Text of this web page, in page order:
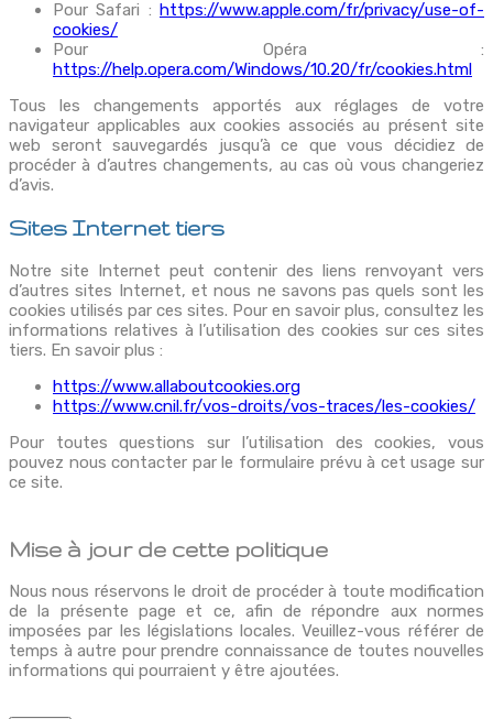
Pour Safari : https://www.apple.com/fr/privacy/use-of-
cookies/
Pour Opéra :
https://help.opera.com/Windows/10.20/fr/cookies.html
Tous les changements apportés aux réglages de votre
navigateur applicables aux cookies associés au présent site
web seront sauvegardés jusqu’à ce que vous décidiez de
procéder à d’autres changements, au cas où vous changeriez
d’avis.
Sites Internet tiers
Notre site Internet peut contenir des liens renvoyant vers
d’autres sites Internet, et nous ne savons pas quels sont les
cookies utilisés par ces sites. Pour en savoir plus, consultez les
informations relatives à l’utilisation des cookies sur ces sites
tiers. En savoir plus :
https://www.allaboutcookies.org
https://www.cnil.fr/vos-droits/vos-traces/les-cookies/
Pour toutes questions sur l’utilisation des cookies, vous
pouvez nous contacter par le formulaire prévu à cet usage sur
ce site.
Mise à jour de cette politique
Nous nous réservons le droit de procéder à toute modification
de la présente page et ce, afin de répondre aux normes
imposées par les législations locales. Veuillez-vous référer de
temps à autre pour prendre connaissance de toutes nouvelles
informations qui pourraient y être ajoutées.